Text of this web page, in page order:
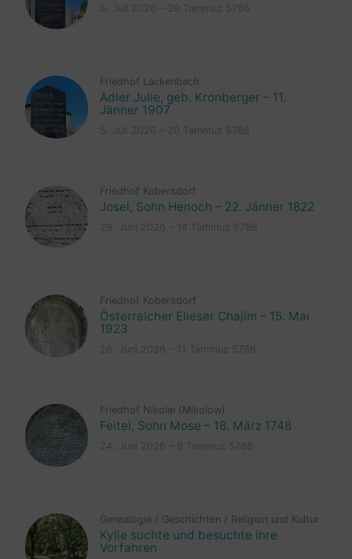
Friedhof Lackenbach
Adler Julie, geb. Kronberger – 11.
Jänner 1907
Friedhof Kobersdorf
Josel, Sohn Henoch – 22. Jänner 1822
Friedhof Kobersdorf
Österreicher Elieser Chajim – 15. Mai
1923
Friedhof Nikolai (Mikolow)
Feitel, Sohn Mose – 18. März 1748
Genealogie / Geschichten / Religion und Kultur
Kylie suchte und besuchte ihre
Vorfahren